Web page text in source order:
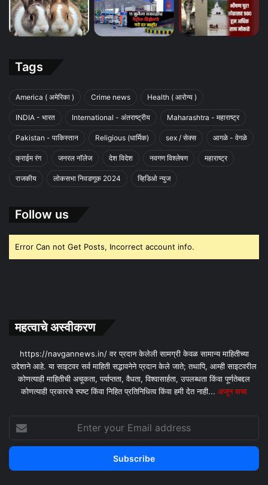
Tags
America ( अमेरिका ) Crime news Health ( आरोग्य )
INDIA - भारत International - अंतराष्ट्रीय Maharashtra - महाराष्ट्र
Pakistan - पाकिस्तान Religious (धार्मिक) sex / सेक्स आगळे - वेगळे
क्राईम रंग जनरल नॉलेज देश विदेश नवगण विश्लेषण महाराष्ट्र
राजकीय लोकसभा निवडणूक 2024 व्हिडिओ न्युज
Follow us
Error Can not Get Posts, Incorrect account info.
महत्वाचे अस्वीकरण
https://navgannews.in/ वर प्रदान केलेली सामग्री केवळ सामान्य माहितीच्या
उद्देशाने आहे. या साइटवर सर्व माहिती सद्भावनेने प्रदान केले जाते; तथापि, आम्ही साइटवरील
कोणत्याही माहितीची अचूकता, पर्याप्तता, वैधता, विश्वासार्हता, उपलब्धता किंवा पूर्णतेबद्दल
कोणत्याही प्रकारचे स्पष्ट किंवा निहित प्रतिनिधित्व किंवा हमी देत ​​नाही... अजून वाचा
your
Email